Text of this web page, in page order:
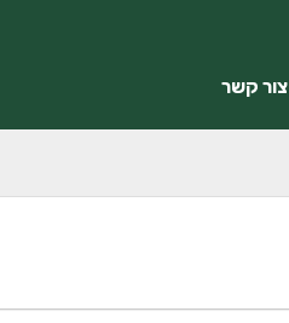
צור קשר